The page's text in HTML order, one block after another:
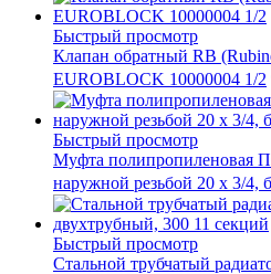
Быстрый просмотр
Клапан обратный RB
EUROBLOCK 10000004 1/2
Быстрый просмотр
Муфта полипропиленовая
наружной резьбой 20 x 3/4,
Быстрый просмотр
Стальной трубчатый